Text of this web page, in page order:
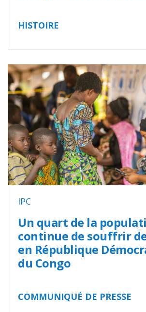
HISTOIRE
IPC
Un quart de la
continue de souffrir
en République
du Congo
COMMUNIQUÉ DE PRESSE